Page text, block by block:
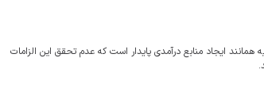
همانند ایجاد منابع درآمدی پایدار است که عدم تحقق این الزامات